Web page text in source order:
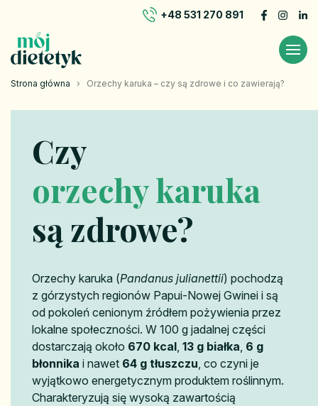
+48 531 270 891
Strona główna › Orzechy karuka – czy są zdrowe i co zawierają?
Czy
orzechy karuka
są zdrowe?
Orzechy karuka (Pandanus julianettii) pochodzą
z górzystych regionów Papui-Nowej Gwinei i są
od pokoleń cenionym źródłem pożywienia przez
lokalne społeczności. W 100 g jadalnej części
dostarczają około 670 kcal 13 g białka 6 g
błonnika i nawet 64 g tłuszczu , co czyni je
wyjątkowo energetycznym produktem roślinnym.
Charakteryzują się wysoką zawartością